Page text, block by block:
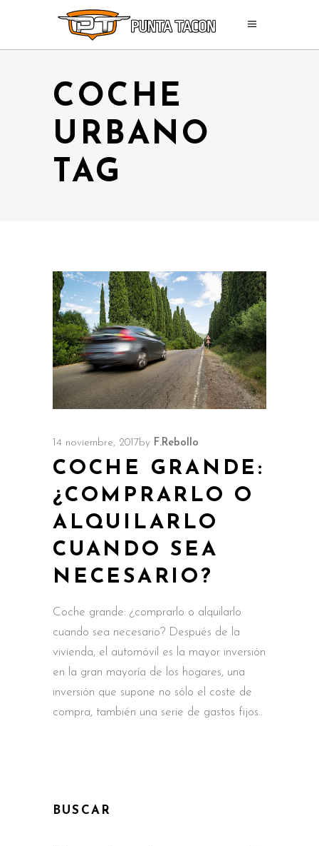
COCHE
URBANO
TAG
14 noviembre, 2017 by F.Rebollo
COCHE GRANDE:
¿COMPRARLO O
ALQUILARLO
CUANDO SEA
NECESARIO?
Coche grande: ¿comprarlo o alquilarlo
cuando sea necesario? Después de la
vivienda, el automóvil es la mayor inversión
en la gran mayoría de los hogares, una
inversión que supone no sólo el coste de
compra, también una serie de gastos fijos
BUSCAR